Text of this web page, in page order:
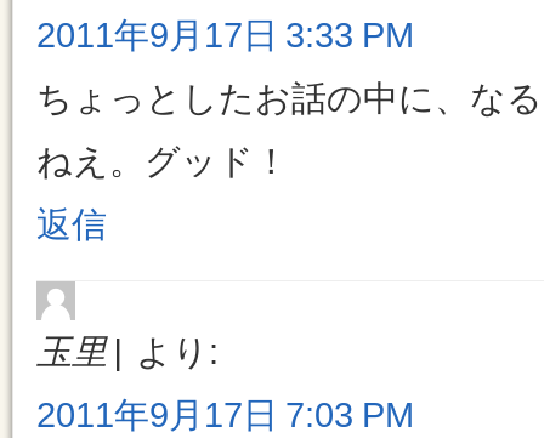
2011年9月17日 3:33 PM
ちょっとしたお話の中に、な
ねえ。グッド！
返信
玉里
より:
2011年9月17日 7:03 PM